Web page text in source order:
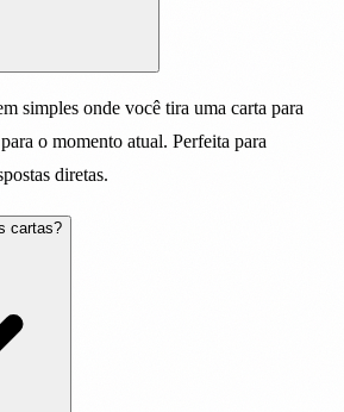
simples onde você tira uma carta para
o momento atual. Perfeita para
diretas.
cartas?